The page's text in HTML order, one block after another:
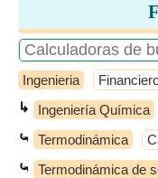
Ingenieria
↳ Ingeniería Química
⤿ Termodinámica
⤿ Termodinámica de